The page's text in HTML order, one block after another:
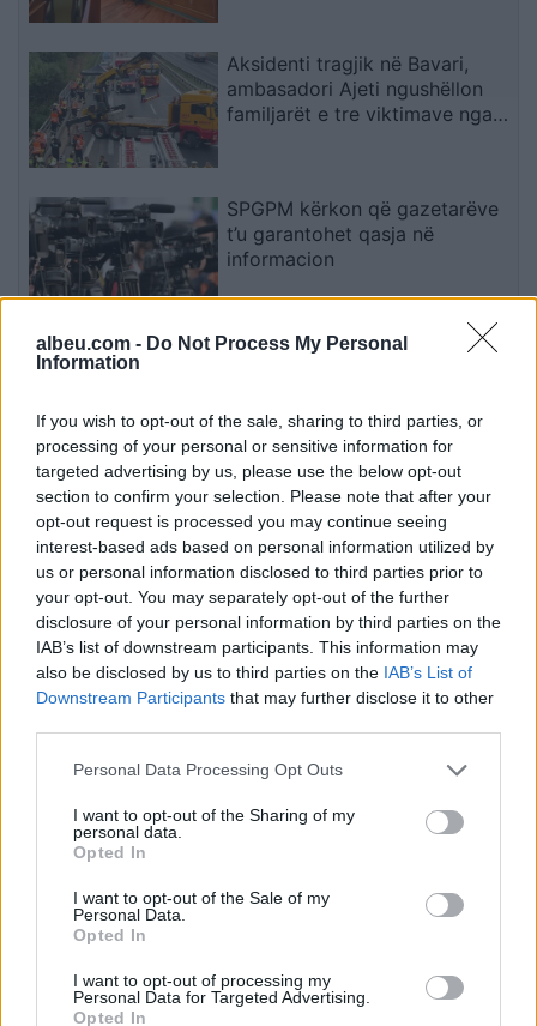
albeu.com - Do Not Process My Personal
Information
If you wish to opt-out of the sale, sharing to third parties, or
processing of your personal or sensitive information for
targeted advertising by us, please use the below opt-out
section to confirm your selection. Please note that after your
opt-out request is processed you may continue seeing
interest-based ads based on personal information utilized by
us or personal information disclosed to third parties prior to
your opt-out. You may separately opt-out of the further
disclosure of your personal information by third parties on the
IAB’s list of downstream participants. This information may
also be disclosed by us to third parties on the IAB’s List of
Downstream Participants that may further disclose it to other
Personal Data Processing Opt Outs
I want to opt-out of the Sharing of my
personal data.
Opted In
I want to opt-out of the Sale of my
Personal Data.
Opted In
I want to opt-out of processing my
Personal Data for Targeted Advertising.
Opted In
Aksidenti tragjik në Bavari,
ambasadori Ajeti ngushëllon
familjarët e tre viktimave nga
SPGPM kërkon që gazetarëve
t’u garantohet qasja në
informacion
PSG rikthehet me ofertë më të
Esim for Global
for Turkey|Esim for Germany|Esim for Greece |
for Asia|Esim for World Cup 2026